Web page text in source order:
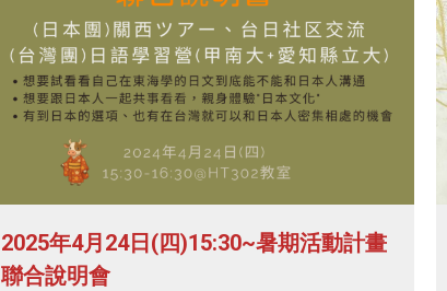
2025年4月24日(四)15:30~暑期活動計畫
聯合說明會